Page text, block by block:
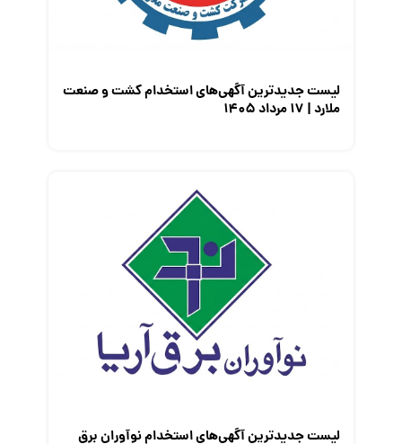
لیست جدیدترین آگهی‌های استخدام کشت و صنعت
ملارد | ۱۷ مرداد ۱۴۰۵
لیست جدیدترین آگهی‌های استخدام نوآوران برق